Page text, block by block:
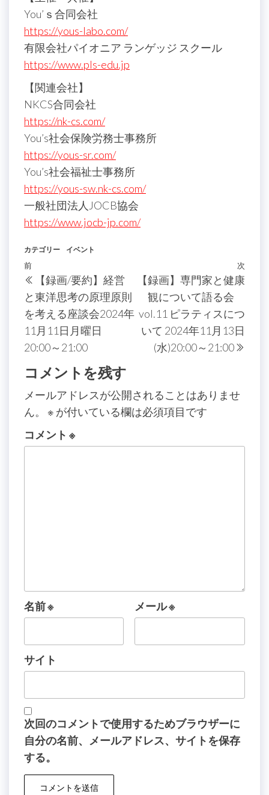
You’ｓ合同会社
https://yous-labo.com/
有限会社パイオニア ランゲッジ スクール
https://www.pls-edu.jp
【関連会社】
NKCS合同会社
https://nk-cs.com/
You’s社会保険労務士事務所
https://yous-sr.com/
You’s社会福祉士事務所
https://yous-sw.nk-cs.com/
一般社団法人JOCB協会
https://www.jocb-jp.com/
カテゴリー イベント
投
稿
ナ
ビ
ゲ
ー
シ
ョ
ン
過
去
の
投
稿
前
【録画/要約】経営
と東洋思考の原理原則
を考える座談会2024年
11月11日月曜日
20:00～21:00
次
次
【録画】専門家と健康
観について語る会
vol.11 ピラティスにつ
いて 2024年11月13日
(水)20:00～21:00
コメントを残す
メールアドレスが公開されることはありませ
ん。
※ が付いている欄は必須項目です
コメント ※
名前※ メール※
サイト
次回のコメントで使用するためブラウザーに
自分の名前、メールアドレス、サイトを保存
する。